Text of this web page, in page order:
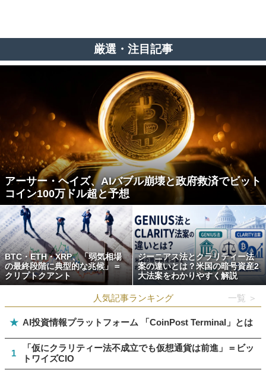
厳選・注目記事
アーサー・ヘイズ、AIバブル崩壊と政府救済でビット
コイン100万ドル超と予想
BTC・ETH・XRP、「弱気相場
の最終段階に典型的な兆候」＝
クリプトクアント
ジーニアス法とクラリティー法
案の違いとは？米国の暗号資産2
大法案をわかりやすく解説
人気記事ランキング 一覧 ＞
★ AI投資情報プラットフォーム 「CoinPost Terminal」とは
1
「仮にクラリティー法不成立でも仮想通貨は前進」＝ビッ
トワイズCIO